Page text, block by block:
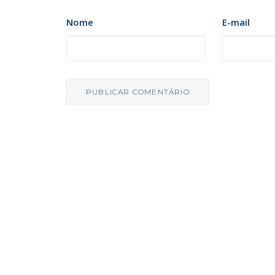
Nome E-mail